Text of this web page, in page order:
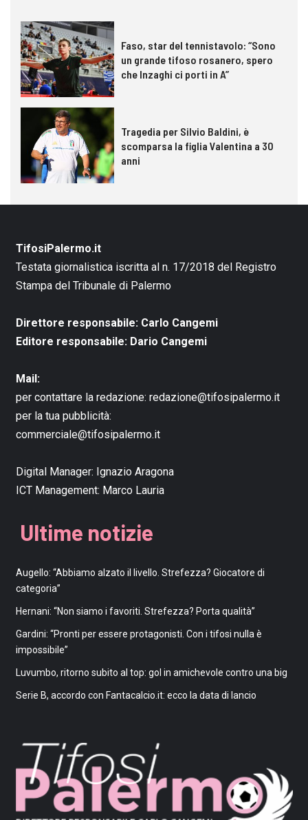
Faso, star del tennistavolo: “Sono
un grande tifoso rosanero, spero
che Inzaghi ci porti in A”
Tragedia per Silvio Baldini, è
scomparsa la figlia Valentina a 30
anni
TifosiPalermo.it
Testata giornalistica iscritta al n. 17/2018 del Registro
Stampa del Tribunale di Palermo
Direttore responsabile: Carlo Cangemi
Editore responsabile: Dario Cangemi
Mail:
per contattare la redazione: redazione@tifosipalermo.it
per la tua pubblicità:
commerciale@tifosipalermo.it
Digital Manager: Ignazio Aragona
ICT Management: Marco Lauria
Ultime notizie
Augello: “Abbiamo alzato il livello. Strefezza? Giocatore di
categoria”
Hernani: “Non siamo i favoriti. Strefezza? Porta qualità”
Gardini: “Pronti per essere protagonisti. Con i tifosi nulla è
impossibile”
Luvumbo, ritorno subito al top: gol in amichevole contro una big
Serie B, accordo con Fantacalcio.it: ecco la data di lancio